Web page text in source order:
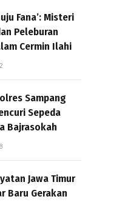
Fana’: Misteri
Peleburan
Cermin Ilahi
Sampang
Sepeda
Bajrasokah
Jawa Timur
Baru Gerakan